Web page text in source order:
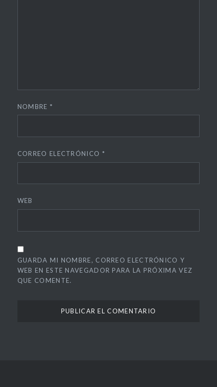
NOMBRE *
CORREO ELECTRÓNICO *
WEB
GUARDA MI NOMBRE, CORREO ELECTRÓNICO Y
WEB EN ESTE NAVEGADOR PARA LA PRÓXIMA VEZ
QUE COMENTE.